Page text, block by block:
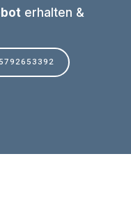
erhalten &